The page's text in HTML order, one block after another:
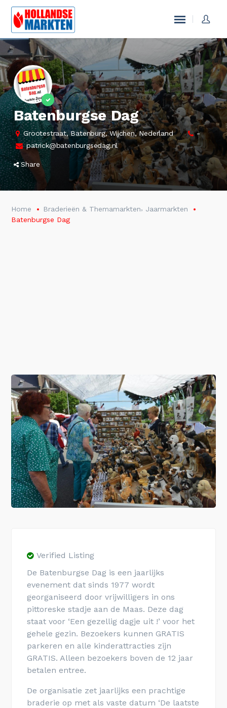
Batenburgse Dag
Grootestraat, Batenburg, Wijchen, Nederland
-
patrick@batenburgsedag.nl
Share
Home Braderieën & Themamarkten, Jaarmarkten
Batenburgse Dag
Verified Listing
De Batenburgse Dag is een jaarlijks
evenement dat sinds 1977 wordt
georganiseerd door vrijwilligers in ons
pittoreske stadje aan de Maas. Deze dag
staat voor ‘Een gezellig dagje uit !’ voor het
gehele gezin. Bezoekers kunnen GRATIS
parkeren en alle kinderattracties zijn
GRATIS. Alleen bezoekers boven de 12 jaar
betalen entree.
De organisatie zet jaarlijks een prachtige
braderie op met als vaste datum ‘De laatste